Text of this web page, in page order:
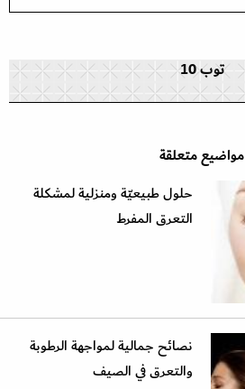
توب 10
مواضيع متعلقة
حلول طبيعيّة ومنزلية لمشكلة
التعرق المفرط
نصائح جمالية لمواجهة الرطوبة
والتعرق في الصيف